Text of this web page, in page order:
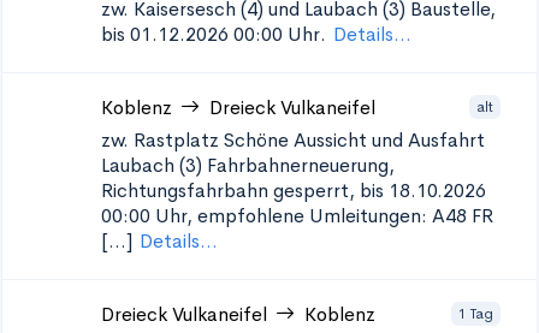
zw. Kaisersesch (4) und Laubach (3) Baustelle,
bis 01.12.2026 00:00 Uhr. Details...
Koblenz Dreieck Vulkaneifel alt
zw. Rastplatz Schöne Aussicht und Ausfahrt
Laubach (3) Fahrbahnerneuerung,
Richtungsfahrbahn gesperrt, bis 18.10.2026
00:00 Uhr, empfohlene Umleitungen: A48 FR
[...] Details...
Dreieck Vulkaneifel Koblenz 1 Tag